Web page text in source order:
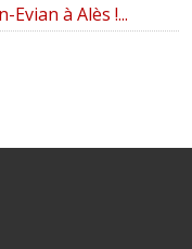
à Alès !...